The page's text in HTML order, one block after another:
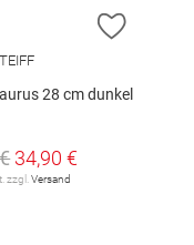
28 cm dunkel
34,90 €
zzgl.Versand